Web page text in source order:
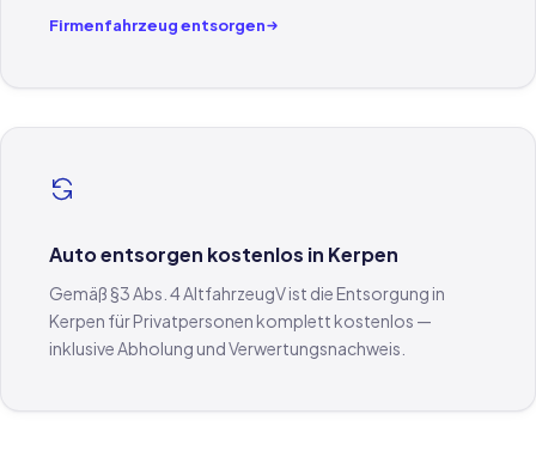
Firmenfahrzeug entsorgen
Auto entsorgen kostenlos in Kerpen
Gemäß §3 Abs. 4 AltfahrzeugV ist die Entsorgung in
Kerpen für Privatpersonen komplett kostenlos —
inklusive Abholung und Verwertungsnachweis.